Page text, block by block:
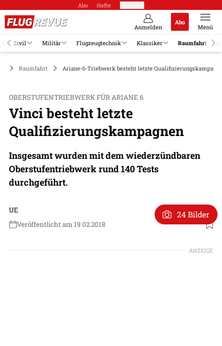
Abo Hefte
Anmelden
Abo
Menü
Zivil Militär Flugzeugtechnik Klassiker Raumfahrt
Raumfahrt Ariane-6-Triebwerk besteht letzte
OBERSTUFENTRIEBWERK FÜR ARIANE 6
Vinci besteht letzte
Qualifizierungskampagnen
Insgesamt wurden mit dem wiederzündbaren
Oberstufentriebwerk rund 140 Tests
durchgeführt.
UE
Veröffentlicht am 19.02.2018
24 Bilder
ANZEIGE